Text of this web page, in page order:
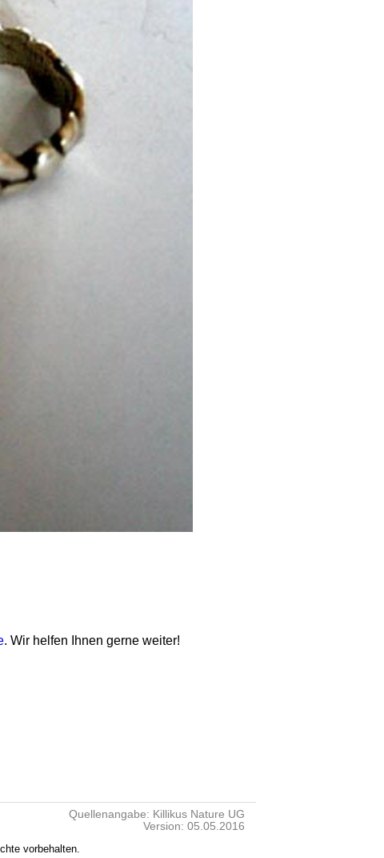
. Wir helfen Ihnen gerne weiter!
Quellenangabe: Killikus Nature UG
Version: 05.05.2016
vorbehalten.